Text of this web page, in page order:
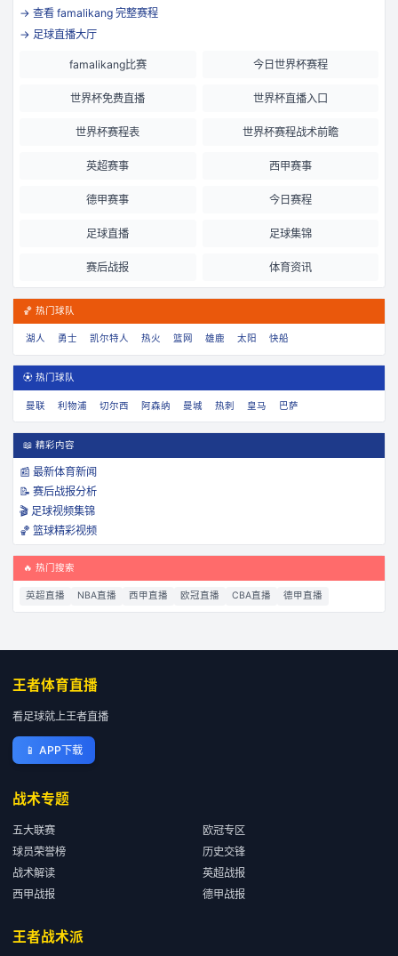
→ 查看 famalikang 完整赛程
→ 足球直播大厅
famalikang比赛 今日世界杯赛程
世界杯免费直播 世界杯直播入口
世界杯赛程表 世界杯赛程战术前瞻
英超赛事 西甲赛事
德甲赛事 今日赛程
足球直播 足球集锦
赛后战报 体育资讯
🏀 热门球队
湖人 勇士 凯尔特人 热火 篮网 雄鹿 太阳 快船
⚽ 热门球队
曼联 利物浦 切尔西 阿森纳 曼城 热刺 皇马 巴萨
📖 精彩内容
📰 最新体育新闻
📝 赛后战报分析
🎬 足球视频集锦
🏀 篮球精彩视频
🔥 热门搜索
英超直播 NBA直播 西甲直播 欧冠直播 CBA直播 德甲直播
王者体育直播
看足球就上王者直播
📱 APP下载
战术专题
五大联赛
欧冠专区
球员荣誉榜
历史交锋
战术解读
英超战报
西甲战报
德甲战报
王者战术派